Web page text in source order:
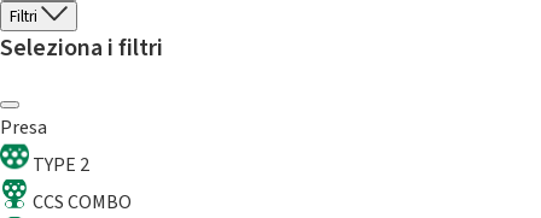
Filtri
Seleziona i filtri
Presa
TYPE 2
CCS COMBO